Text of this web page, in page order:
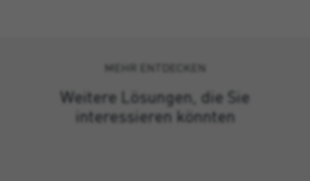
MEHR ENTDECKEN
Weitere Lösungen, die Sie
interessieren könnten